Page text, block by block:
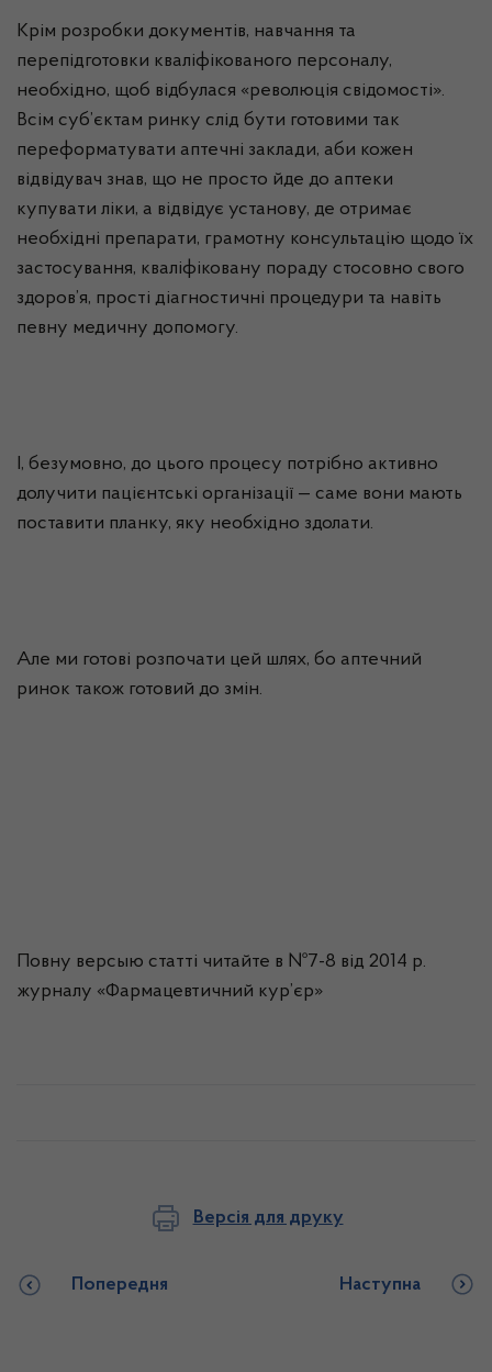
Крім розробки документів, навчання та
перепідготовки кваліфікованого персоналу,
необхідно, щоб відбулася «революція свідомості».
Всім суб’єктам ринку слід бути готовими так
переформатувати аптечні заклади, аби кожен
відвідувач знав, що не просто йде до аптеки
купувати ліки, а відві­дує установу, де отримає
необхідні препарати, грамотну консультацію щодо їх
застосування, кваліфіковану пораду стосовно свого
здоров’я, прості діагностичні процедури та навіть
певну медичну допомогу.
І, безумовно, до цього процесу потрібно активно
долучити пацієнтські організації — саме вони мають
поставити планку, яку необхідно здолати.
Але ми готові розпочати цей шлях, бо аптечний
ринок також готовий до змін.
Повну версыю статті читайте в №7-8 від 2014 р.
журналу «Фармацевтичний кур’єр»
Версія для друку
Попередня Наступна